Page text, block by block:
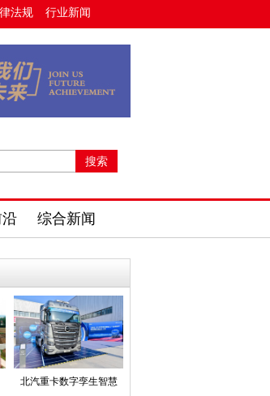
法规 行业新闻
综合新闻
北汽重卡数字孪生智慧